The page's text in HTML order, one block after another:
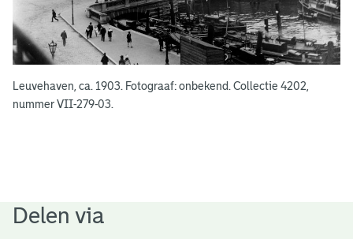
Leuvehaven, ca. 1903. Fotograaf: onbekend. Collectie 4202,
nummer VII-279-03.
Delen via